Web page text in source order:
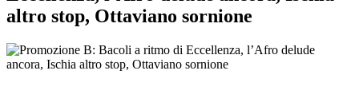
altro stop, Ottaviano sornione